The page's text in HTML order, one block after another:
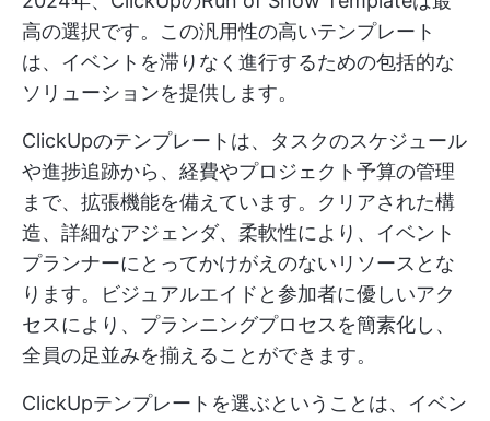
高の選択です。この汎用性の高いテンプレート
は、イベントを滞りなく進行するための包括的な
ソリューションを提供します。
ClickUpのテンプレートは、タスクのスケジュール
や進捗追跡から、経費やプロジェクト予算の管理
まで、拡張機能を備えています。クリアされた構
造、詳細なアジェンダ、柔軟性により、イベント
プランナーにとってかけがえのないリソースとな
ります。ビジュアルエイドと参加者に優しいアク
セスにより、プランニングプロセスを簡素化し、
全員の足並みを揃えることができます。
ClickUpテンプレートを選ぶということは、イベン